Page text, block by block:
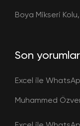
Boya Mikseri
Son yorumlar
Excel ile
Muhammed